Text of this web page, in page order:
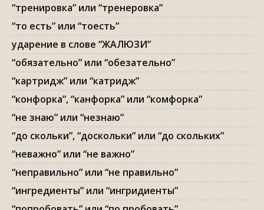
“тренировка” или “тренеровка”
“то есть” или “тоесть”
ударение в слове “ЖАЛЮЗИ”
“обязательно” или “обезательно”
“картридж” или “катридж”
“конфорка”, “канфорка” или “комфорка”
“не знаю” или “незнаю”
“до скольки”, “доскольки” или “до скольких”
“неважно” или “не важно”
“неправильно” или “не правильно”
“ингредиенты” или “ингридиенты”